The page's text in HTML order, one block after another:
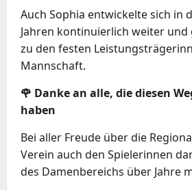
Auch Sophia entwickelte sich in
Jahren kontinuierlich weiter
zu den festen
Mannschaft.
🌹 Danke an alle, die diesen
haben
Bei aller Freude über die
Verein auch den Spielerinnen
des Damenbereichs über Jahre